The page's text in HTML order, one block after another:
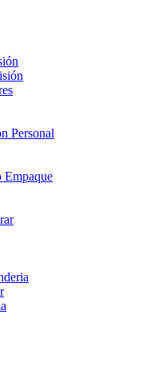
Personal
Empaque